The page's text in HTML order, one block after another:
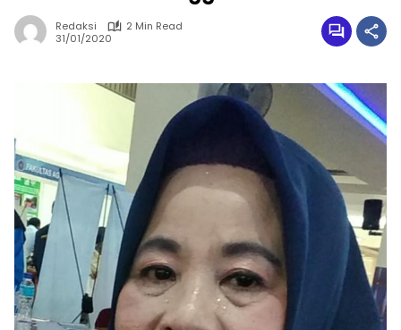
Redaksi
2 Min Read
31/01/2020